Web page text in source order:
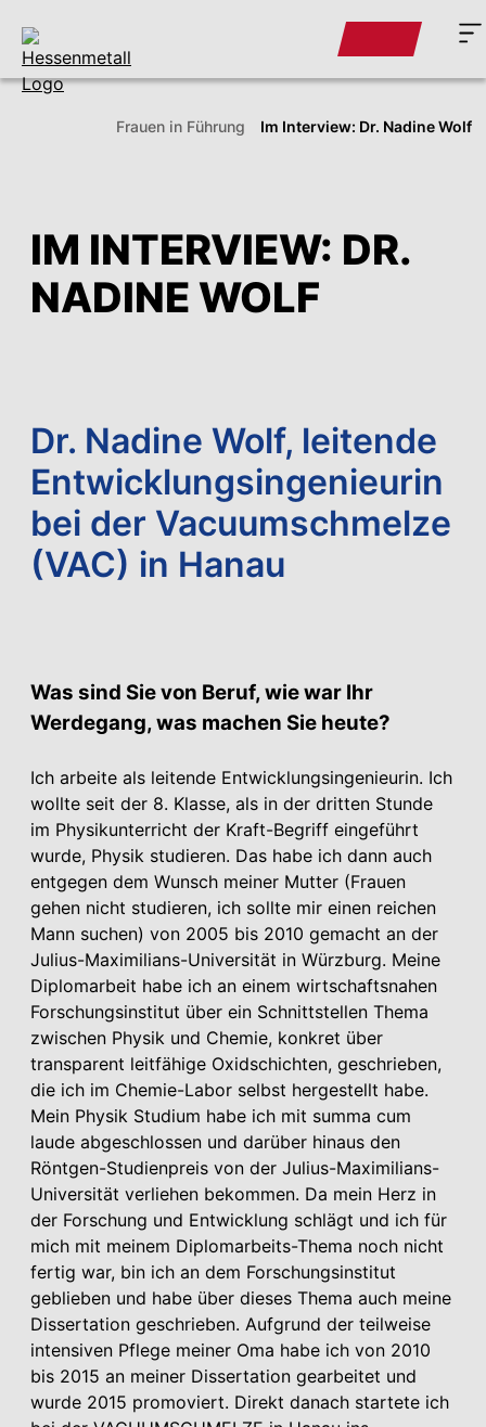
IM INTERVIEW: DR.
NADINE WOLF
Dr. Nadine Wolf, leitende
Entwicklungsingenieurin
bei der Vacuumschmelze
(VAC) in Hanau
Was sind Sie von Beruf, wie war Ihr
Werdegang, was machen Sie heute?
Ich arbeite als leitende Entwicklungsingenieurin. Ich
wollte seit der 8. Klasse, als in der dritten Stunde
im Physikunterricht der Kraft-Begriff eingeführt
wurde, Physik studieren. Das habe ich dann auch
entgegen dem Wunsch meiner Mutter (Frauen
gehen nicht studieren, ich sollte mir einen reichen
Mann suchen) von 2005 bis 2010 gemacht an der
Julius-Maximilians-Universität in Würzburg. Meine
Diplomarbeit habe ich an einem wirtschaftsnahen
Forschungsinstitut über ein Schnittstellen Thema
zwischen Physik und Chemie, konkret über
transparent leitfähige Oxidschichten, geschrieben,
die ich im Chemie-Labor selbst hergestellt habe.
Mein Physik Studium habe ich mit summa cum
laude abgeschlossen und darüber hinaus den
Röntgen-Studienpreis von der Julius-Maximilians-
Universität verliehen bekommen. Da mein Herz in
der Forschung und Entwicklung schlägt und ich für
mich mit meinem Diplomarbeits-Thema noch nicht
fertig war, bin ich an dem Forschungsinstitut
geblieben und habe über dieses Thema auch meine
Dissertation geschrieben. Aufgrund der teilweise
intensiven Pflege meiner Oma habe ich von 2010
bis 2015 an meiner Dissertation gearbeitet und
wurde 2015 promoviert. Direkt danach startete ich
Frauen in Führung Im Interview: Dr. Nadine Wolf